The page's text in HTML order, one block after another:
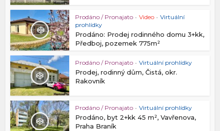
Prodáno / Pronajato • Video • Virtuální
prohlídky
Prodáno: Prodej rodinného domu 3+kk,
Předboj, pozemek 775m²
Prodáno / Pronajato • Virtuální prohlídky
Prodej, rodinný dům, Čistá, okr.
Rakovník
Prodáno / Pronajato • Virtuální prohlídky
Prodáno, byt 2+kk 45 m², Vavřenova,
Praha Braník